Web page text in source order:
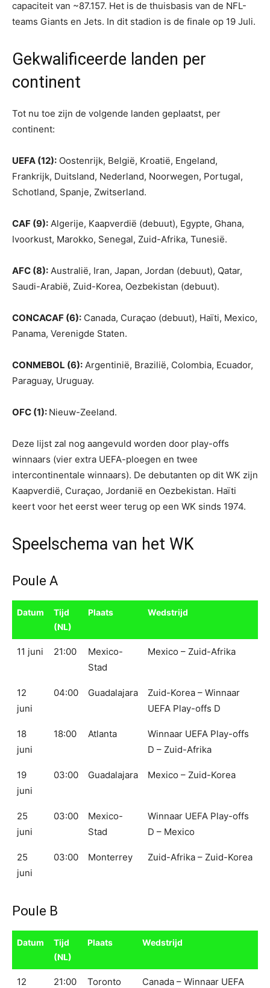
capaciteit van ~87.157. Het is de thuisbasis van de NFL-
teams Giants en Jets. In dit stadion is de finale op 19 Juli.
Gekwalificeerde landen per
continent
Tot nu toe zijn de volgende landen geplaatst, per
continent:
UEFA (12): Oostenrijk, België, Kroatië, Engeland,
Frankrijk, Duitsland, Nederland, Noorwegen, Portugal,
Schotland, Spanje, Zwitserland.
CAF (9): Algerije, Kaapverdië (debuut), Egypte, Ghana,
Ivoorkust, Marokko, Senegal, Zuid-Afrika, Tunesië.
AFC (8): Australië, Iran, Japan, Jordan (debuut), Qatar,
Saudi-Arabië, Zuid-Korea, Oezbekistan (debuut).
CONCACAF (6): Canada, Curaçao (debuut), Haïti, Mexico,
Panama, Verenigde Staten.
CONMEBOL (6): Argentinië, Brazilië, Colombia, Ecuador,
Paraguay, Uruguay.
OFC (1): Nieuw-Zeeland.
Deze lijst zal nog aangevuld worden door play-offs
winnaars (vier extra UEFA-ploegen en twee
intercontinentale winnaars). De debutanten op dit WK zijn
Kaapverdië, Curaçao, Jordanië en Oezbekistan. Haïti
keert voor het eerst weer terug op een WK sinds 1974.
Speelschema van het WK
Poule A
Datum
Tijd
(NL)
Plaats Wedstrijd
11 juni 21:00
Mexico-
Stad
Mexico – Zuid-Afrika
12
juni
04:00 Guadalajara
Zuid-Korea – Winnaar
UEFA Play-offs D
18
juni
18:00 Atlanta
Winnaar UEFA Play-offs
D – Zuid-Afrika
19
juni
03:00 Guadalajara Mexico – Zuid-Korea
25
juni
03:00
Mexico-
Stad
Winnaar UEFA Play-offs
D – Mexico
25
juni
03:00 Monterrey Zuid-Afrika – Zuid-Korea
Poule B
Datum
Tijd
(NL)
Plaats Wedstrijd
12
21:00 Toronto
Canada – Winnaar UEFA